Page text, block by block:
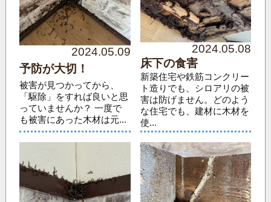
2024.05.09
予防が大切！
被害が見つかってから、
「駆除」をすれば良いと思
っていませんか？ 一度で
も被害にあった木材は元...
2024.05.08
床下の食害
新築住宅や鉄筋コンクリー
ト造りでも、シロアリの被
害は防げません。どのよう
な住宅でも、建材に木材を
使...